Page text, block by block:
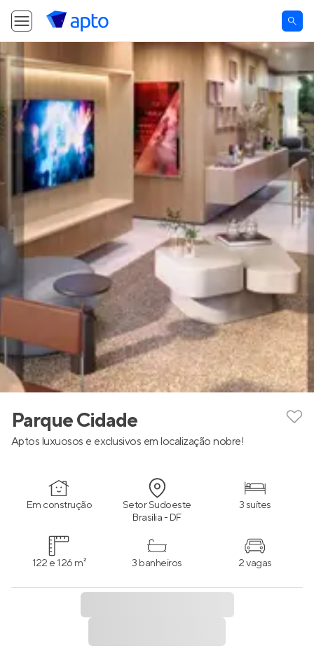
Parque Cidade
Aptos luxuosos e exclusivos em localização nobre!
Em construção Setor Sudoeste
Brasília - DF
3 suítes
122 e 126 m² 3 banheiros 2 vagas